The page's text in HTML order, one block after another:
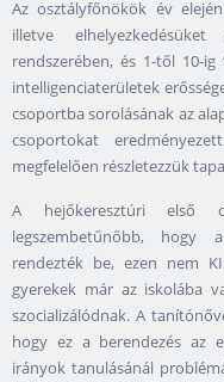
Az osztályfőnökök év
illetve
rendszerében, és 1-től 10-
intelligenciaterületek
csoportba sorolásának az
csoportokat
megfelelően részletezzük
A hejőkeresztúri első
legszembetűnőbb, hogy
rendezték be, ezen nem
gyerekek már az iskolába
szocializálódnak. A
hogy ez a berendezés az
irányok tanulásánál